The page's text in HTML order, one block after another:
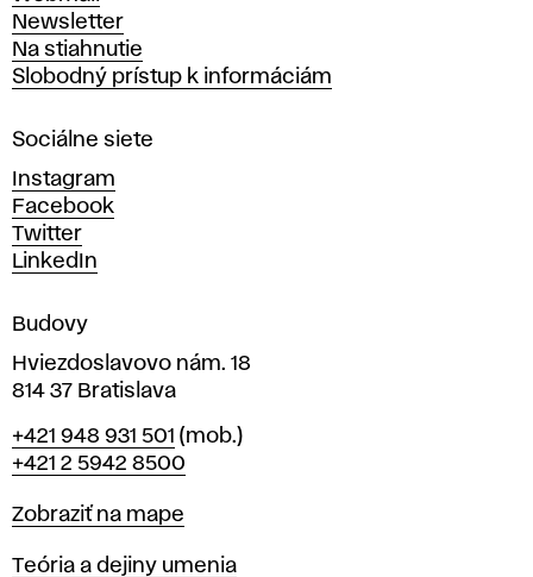
t
v
a
r
ý
c
h
u
m
e
í
v
r
a
i
Newsletter
Na stiahnutie
Slobodný prístup k informáciám
Sociálne siete
Instagram
Facebook
Twitter
LinkedIn
Budovy
Hviezdoslavovo nám. 18
814 37 Bratislava
Telefón
+421 948 931 501 (mob.)
+421 2 5942 8500
Mapa
Zobraziť na mape
Katedry
Teória a dejiny umenia